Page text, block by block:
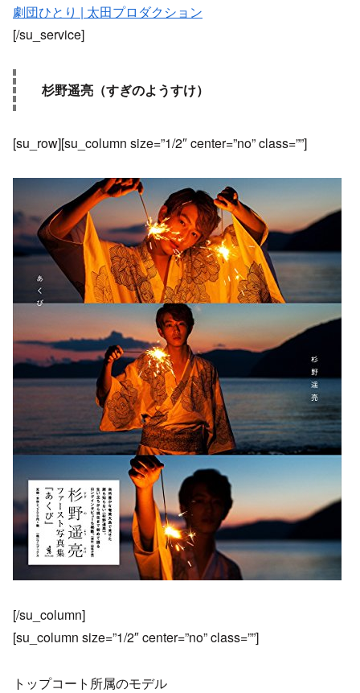
劇団ひとり | 太田プロダクション
[/su_service]
杉野遥亮（すぎのようすけ）
[su_row][su_column size=”1/2″ center=”no” class=””]
[/su_column]
[su_column size=”1/2″ center=”no” class=””]
トップコート所属のモデル